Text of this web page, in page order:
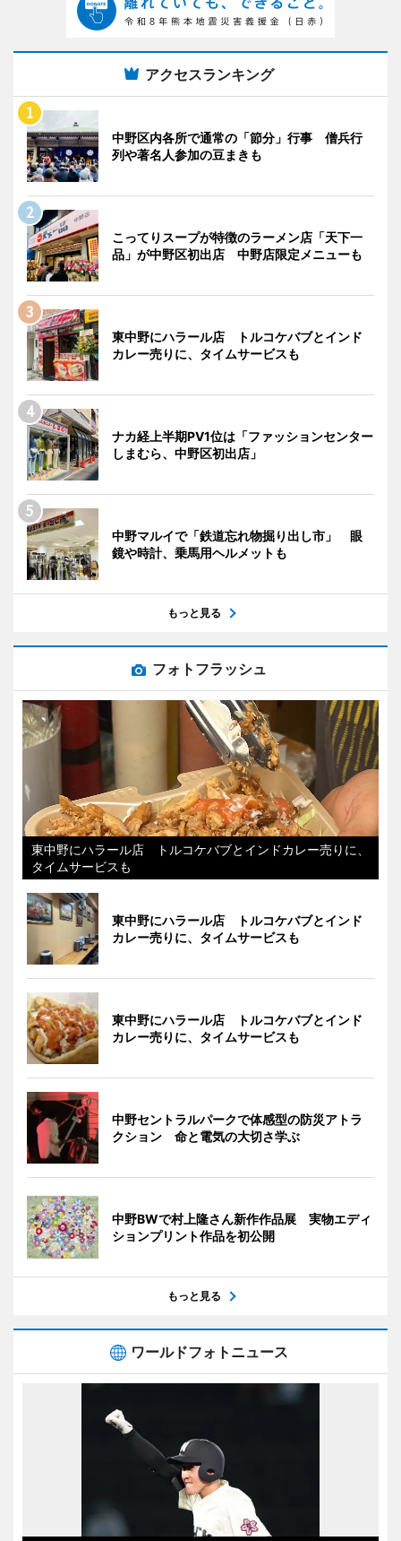
アクセスランキング
中野区内各所で通常の「節分」行事 僧兵行
列や著名人参加の豆まきも
こってりスープが特徴のラーメン店「天下一
品」が中野区初出店 中野店限定メニューも
東中野にハラール店 トルコケバブとインド
カレー売りに、タイムサービスも
ナカ経上半期PV1位は「ファッションセンター
しまむら、中野区初出店」
中野マルイで「鉄道忘れ物掘り出し市」 眼
鏡や時計、乗馬用ヘルメットも
もっと見る
フォトフラッシュ
東中野にハラール店 トルコケバブとインドカレー売りに、
タイムサービスも
東中野にハラール店 トルコケバブとインド
カレー売りに、タイムサービスも
東中野にハラール店 トルコケバブとインド
カレー売りに、タイムサービスも
中野セントラルパークで体感型の防災アトラ
クション 命と電気の大切さ学ぶ
中野BWで村上隆さん新作作品展 実物エディ
ションプリント作品を初公開
もっと見る
ワールドフォトニュース